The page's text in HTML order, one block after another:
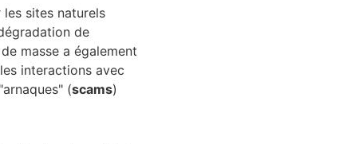
sites naturels
de
masse a également
interactions avec
(scams)